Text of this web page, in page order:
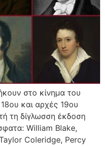
στο κίνημα του
και αρχές 19ου
τη δίγλωσση έκδοση
William Blake,
Coleridge, Percy